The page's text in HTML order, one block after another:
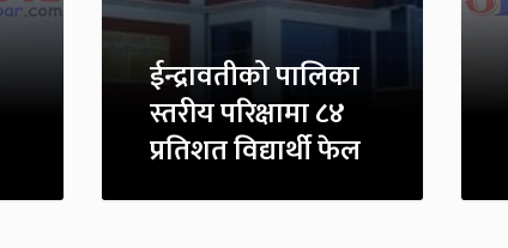
ईन्द्रावतीको पालिका
स्तरीय परिक्षामा ८४
प्रतिशत विद्यार्थी फेल